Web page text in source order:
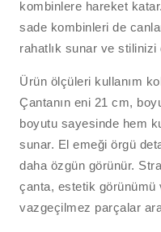
kombinlere hareket
sade kombinleri de
rahatlık sunar ve stilinizi
Ürün ölçüleri kullanım
Çantanın eni 21 cm,
boyutu sayesinde hem
sunar. El emeği örgü
daha özgün görünür.
çanta, estetik görünümü
vazgeçilmez parçalar